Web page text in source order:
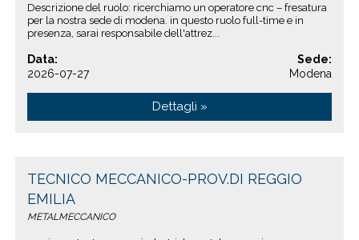
Descrizione del ruolo: ricerchiamo un operatore cnc – fresatura
per la nostra sede di modena. in questo ruolo full-time e in
presenza, sarai responsabile dell'attrez...
Data:
2026-07-27
Sede:
Modena
Dettagli »
TECNICO MECCANICO-PROV.DI REGGIO
EMILIA
METALMECCANICO